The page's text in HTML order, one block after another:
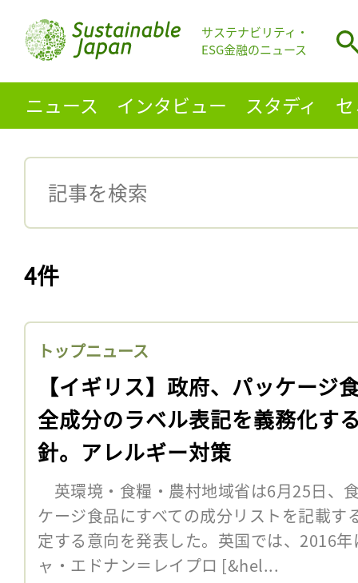
サステナビリティ・
ESG金融のニュース
ニュース インタビュー スタディ
4件
トップニュース
【イギリス】政府、パッケージ
全成分のラベル表記を義務化す
針。アレルギー対策
英環境・食糧・農村地域省は6月25日、
ケージ食品にすべての成分リストを記載す
定する意向を発表した。英国では、2016
ャ・エドナン＝レイプロ [&hel...